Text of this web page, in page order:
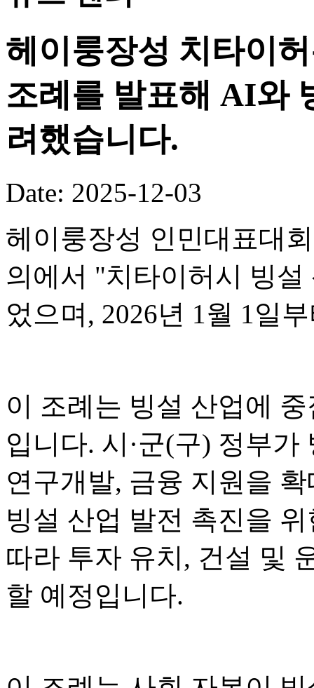
헤이룽장성 치타이
조례를 발표해 AI와
려했습니다.
Date: 2025-12-03
헤이룽장성 인민대표대
의에서 "치타이허시 빙
었으며, 2026년 1월 1일
이 조례는 빙설 산업에
입니다. 시·군(구) 정부
연구개발, 금융 지원을
빙설 산업 발전 촉진을
따라 투자 유치, 건설 및
할 예정입니다.